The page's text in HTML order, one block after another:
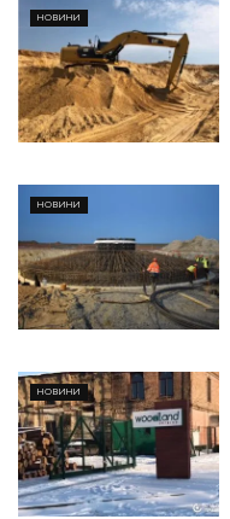
НОВИНИ
НОВИНИ
НОВИНИ